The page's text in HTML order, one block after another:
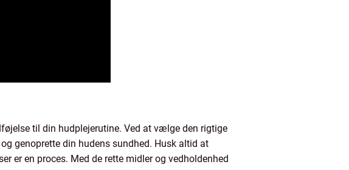
til din hudplejerutine. Ved at vælge den rigtige
genoprette din hudens sundhed. Husk altid at
er en proces. Med de rette midler og vedholdenhed